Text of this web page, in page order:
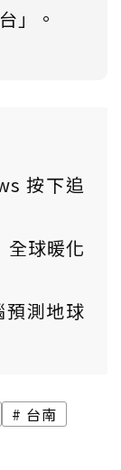
」。
按下追
全球暖化
測地球
台南